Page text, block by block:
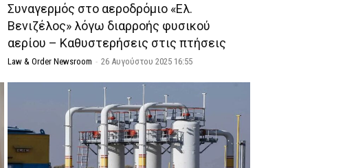
Συναγερμός στο αεροδρόμιο «Ελ.
Βενιζέλος» λόγω διαρροής φυσικού
αερίου – Καθυστερήσεις στις πτήσεις
Law & Order Newsroom - 26 Αυγούστου 2025 16:55